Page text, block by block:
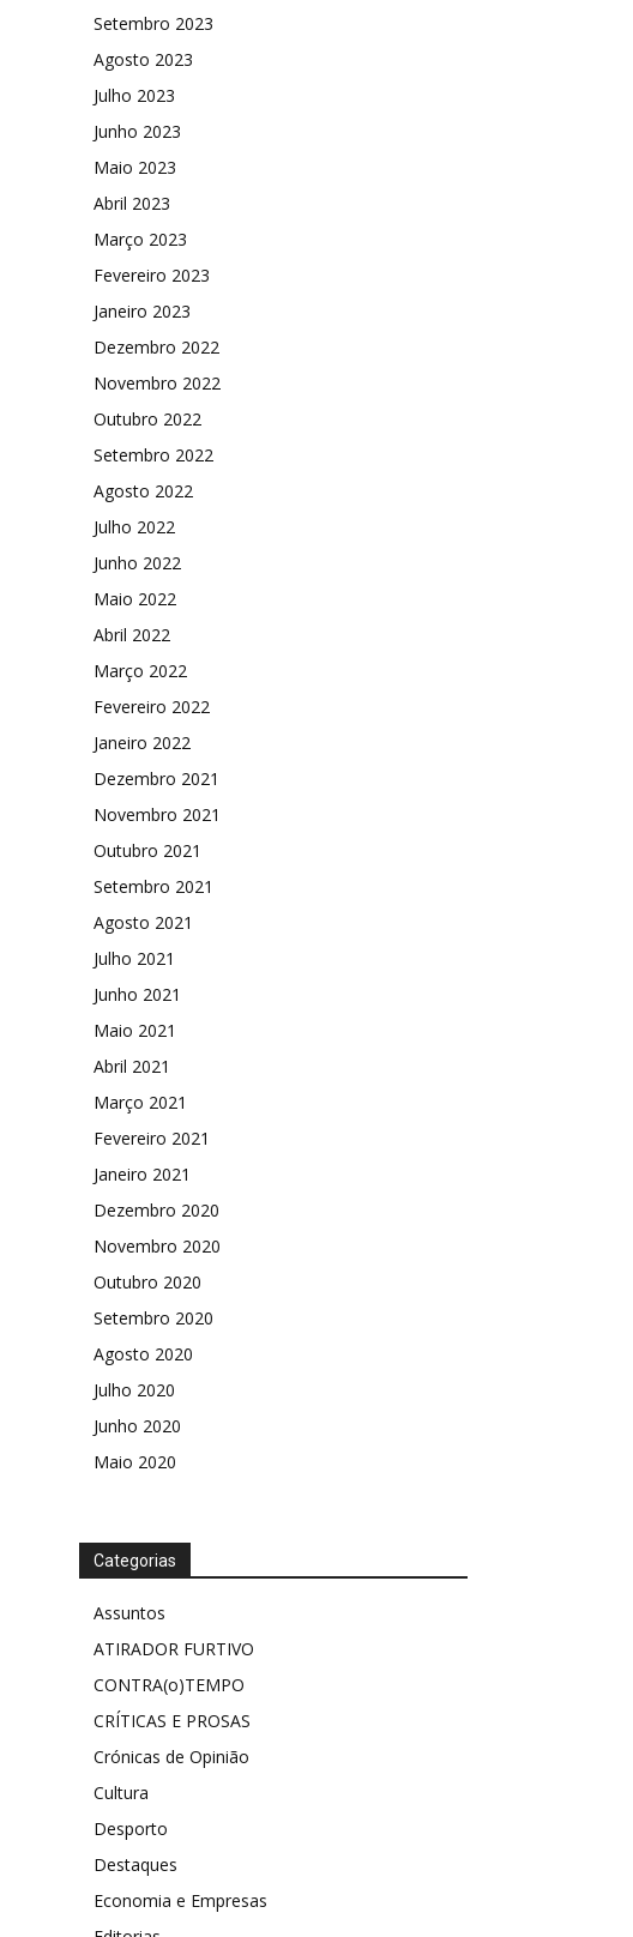
Setembro 2023
Agosto 2023
Julho 2023
Junho 2023
Maio 2023
Abril 2023
Março 2023
Fevereiro 2023
Janeiro 2023
Dezembro 2022
Novembro 2022
Outubro 2022
Setembro 2022
Agosto 2022
Julho 2022
Junho 2022
Maio 2022
Abril 2022
Março 2022
Fevereiro 2022
Janeiro 2022
Dezembro 2021
Novembro 2021
Outubro 2021
Setembro 2021
Agosto 2021
Julho 2021
Junho 2021
Maio 2021
Abril 2021
Março 2021
Fevereiro 2021
Janeiro 2021
Dezembro 2020
Novembro 2020
Outubro 2020
Setembro 2020
Agosto 2020
Julho 2020
Junho 2020
Maio 2020
Categorias
Assuntos
ATIRADOR FURTIVO
CONTRA(o)TEMPO
CRÍTICAS E PROSAS
Crónicas de Opinião
Cultura
Desporto
Destaques
Economia e Empresas